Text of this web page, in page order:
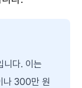
니다. 이는
나 300만 원